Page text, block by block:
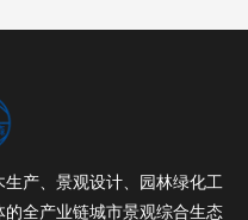
产、景观设计、园林绿化工
全产业链城市景观综合生态